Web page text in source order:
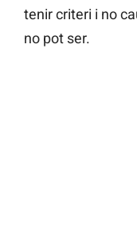
tenir criteri i no
no pot ser.